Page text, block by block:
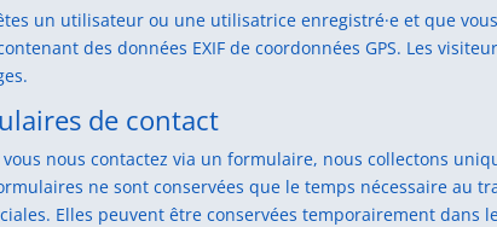
un utilisateur ou une utilisatrice enregistré·e et que
des données EXIF de coordonnées GPS. Les
de contact
vous nous contactez via un formulaire, nous collectons
ne sont conservées que le temps nécessaire au
Elles peuvent être conservées temporairement dans